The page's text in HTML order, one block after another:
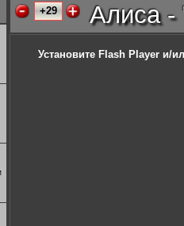
+29 Алиса -
Установите Flash Player и/